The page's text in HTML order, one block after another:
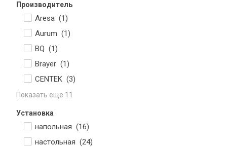
Производитель
Aresa (1)
Aurum (1)
BQ (1)
Brayer (1)
CENTEK (3)
Показать еще 11
Установка
напольная (16)
настольная (24)